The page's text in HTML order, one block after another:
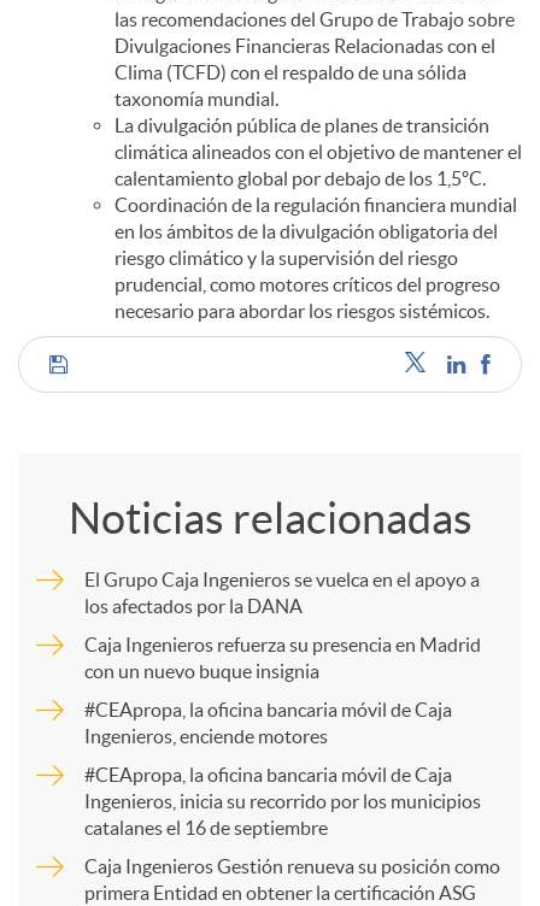
las recomendaciones del Grupo de Trabajo sobre
Divulgaciones Financieras Relacionadas con el
Clima (TCFD) con el respaldo de una sólida
taxonomía mundial.
La divulgación pública de planes de transición
climática alineados con el objetivo de mantener el
calentamiento global por debajo de los 1,5ºC.
Coordinación de la regulación financiera mundial
en los ámbitos de la divulgación obligatoria del
riesgo climático y la supervisión del riesgo
prudencial, como motores críticos del progreso
necesario para abordar los riesgos sistémicos.
C
m
p
a
r
t
Noticias relacionadas
El Grupo Caja Ingenieros se vuelca en el apoyo a
los afectados por la DANA
Caja Ingenieros refuerza su presencia en Madrid
con un nuevo buque insignia
#CEApropa, la oficina bancaria móvil de Caja
Ingenieros, enciende motores
#CEApropa, la oficina bancaria móvil de Caja
Ingenieros, inicia su recorrido por los municipios
catalanes el 16 de septiembre
Caja Ingenieros Gestión renueva su posición como
primera Entidad en obtener la certificación ASG